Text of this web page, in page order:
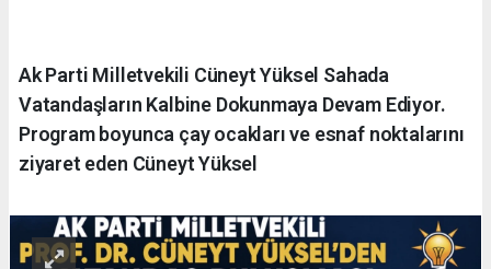
Ak Parti Milletvekili Cüneyt Yüksel Sahada
Vatandaşların Kalbine Dokunmaya Devam Ediyor.
Program boyunca çay ocakları ve esnaf noktalarını
ziyaret eden Cüneyt Yüksel